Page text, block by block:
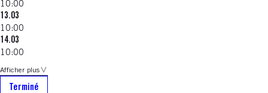
10:00
13.03
10:00
14.03
10:00
Afficher plus
Terminé